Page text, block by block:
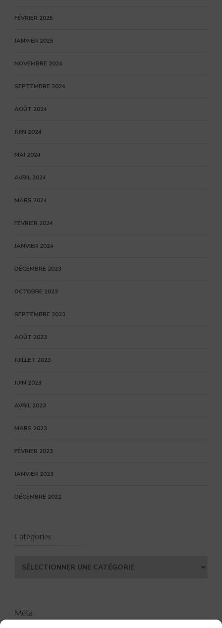
FÉVRIER 2025
JANVIER 2025
NOVEMBRE 2024
SEPTEMBRE 2024
AOÛT 2024
JUIN 2024
MAI 2024
AVRIL 2024
MARS 2024
FÉVRIER 2024
JANVIER 2024
DÉCEMBRE 2023
OCTOBRE 2023
SEPTEMBRE 2023
AOÛT 2023
JUILLET 2023
JUIN 2023
AVRIL 2023
MARS 2023
FÉVRIER 2023
JANVIER 2023
DÉCEMBRE 2022
Catégories
Catégories
Méta